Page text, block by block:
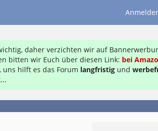
daher verzichten wir auf
bitten wir Euch über diesen Link: bei
uns hilft es das Forum langfristig und